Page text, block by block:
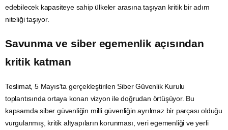
edebilecek kapasiteye sahip ülkeler arasına taşıyan kritik bir adım
niteliği taşıyor.
Savunma ve siber egemenlik açısından
kritik katman
Teslimat, 5 Mayıs'ta gerçekleştirilenSiber Güvenlik Kurulu
toplantısında ortaya konan vizyon ile doğrudan örtüşüyor. Bu
kapsamda siber güvenliğin milli güvenliğin ayrılmaz bir parçası olduğu
vurgulanmış, kritik altyapıların korunması, veri egemenliği ve yerli